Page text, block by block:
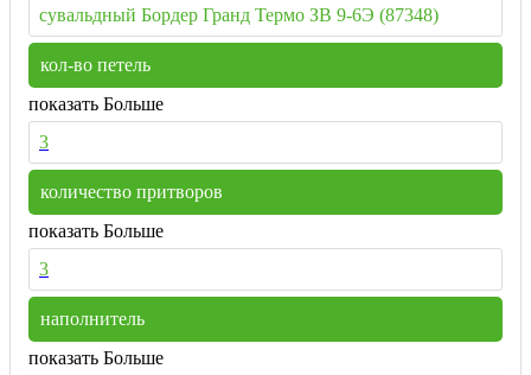
сувальдный Бордер Гранд Термо ЗВ 9-6Э (87348)
кол-во петель
показать Больше
3
количество притворов
показать Больше
3
наполнитель
показать Больше